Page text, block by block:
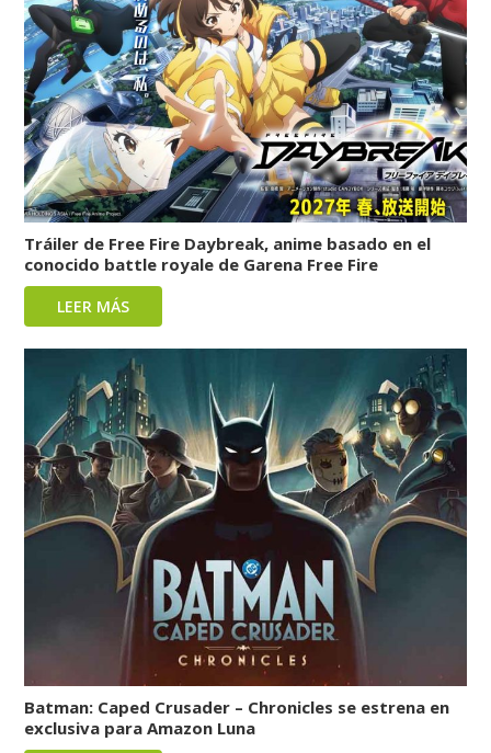
Tráiler de Free Fire Daybreak, anime basado en el
conocido battle royale de Garena Free Fire
LEER MÁS
Batman: Caped Crusader – Chronicles se estrena en
exclusiva para Amazon Luna